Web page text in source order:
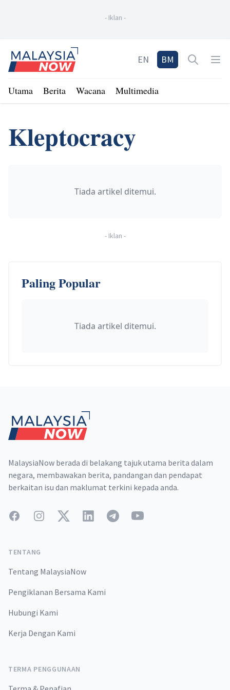
- Iklan -
Home
EN BM Open
Utama Berita Wacana Multimedia
Kleptocracy
Tiada artikel ditemui.
- Iklan -
Paling Popular
Tiada artikel ditemui.
MalaysiaNow berada di belakang tajuk utama berita dalam
negara, membawakan berita, pandangan dan pendapat
berkaitan isu dan maklumat terkini kepada anda.
FacebookInstagramTwitterLinkedInTelegramYouTube
TENTANG
Tentang MalaysiaNow
Pengiklanan Bersama Kami
Hubungi Kami
Kerja Dengan Kami
TERMA PENGGUNAAN